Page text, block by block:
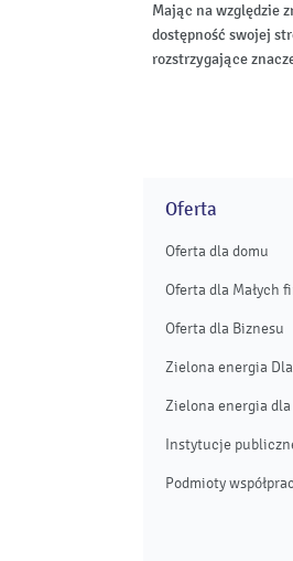
Mając na względzie
dostępność swojej
rozstrzygające
Oferta
Oferta dla domu
Oferta dla Małych
Oferta dla Biznesu
Zielona energia
Zielona energia dla
Instytucje
Podmioty